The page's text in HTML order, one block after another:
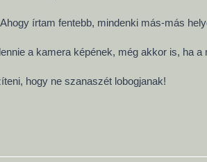
írtam fentebb, mindenki más-más
a kamera képének, még akkor is, ha
hogy ne szanaszét lobogjanak!